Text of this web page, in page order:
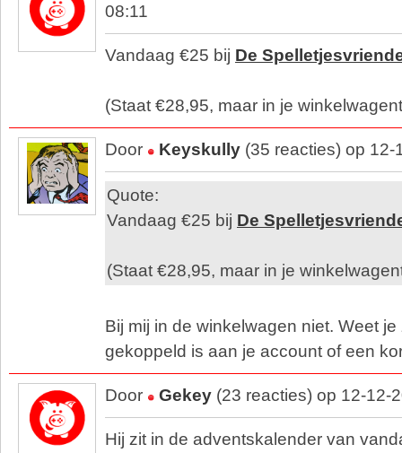
08:11
Vandaag €25 bij De
(Staat €28,95, maar in je
Door Keyskully (35 reacties) op 12-
Quote:
Vandaag €25 bij De
(Staat €28,95, maar in je
Bij mij in de winkelwagen niet. Weet
gekoppeld is aan je account of een
Door Gekey (23 reacties) op 12-12-
Hij zit in de adventskalender van